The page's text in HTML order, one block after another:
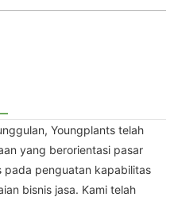
Youngplants telah
yang berorientasi pasar
pada penguatan kapabilitas
bisnis jasa. Kami telah